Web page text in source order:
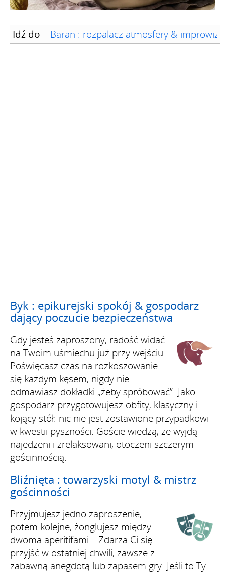
Idź do Baran : rozpalacz atmosfery &
Byk : epikurejski spokój & gospodarz
dający poczucie bezpieczeństwa
Gdy jesteś zaproszony, radość widać
na Twoim uśmiechu już przy wejściu.
Poświęcasz czas na rozkoszowanie
się każdym kęsem, nigdy nie
odmawiasz dokładki „żeby spróbować”. Jako
gospodarz przygotowujesz obfity, klasyczny i
kojący stół: nic nie jest zostawione przypadkowi
w kwestii pyszności. Goście wiedzą, że wyjdą
najedzeni i zrelaksowani, otoczeni szczerym
gościnnością.
Bliźnięta : towarzyski motyl & mistrz
gościnności
Przyjmujesz jedno zaproszenie,
potem kolejne, żonglujesz między
dwoma aperitifami… Zdarza Ci się
przyjść w ostatniej chwili, zawsze z
zabawną anegdotą lub zapasem gry. Jeśli to Ty